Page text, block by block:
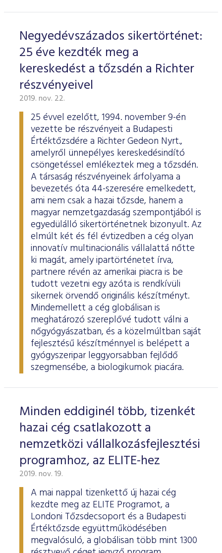
Negyedévszázados sikertörténet:
25 éve kezdték meg a
kereskedést a tőzsdén a Richter
részvényeivel
2019. nov. 22.
25 évvel ezelőtt, 1994. november 9-én
vezette be részvényeit a Budapesti
Értéktőzsdére a Richter Gedeon Nyrt.,
amelyről ünnepélyes kereskedésindító
csöngetéssel emlékeztek meg a tőzsdén.
A társaság részvényeinek árfolyama a
bevezetés óta 44-szeresére emelkedett,
ami nem csak a hazai tőzsde, hanem a
magyar nemzetgazdaság szempontjából is
egyedülálló sikertörténetnek bizonyult. Az
elmúlt két és fél évtizedben a cég olyan
innovatív multinacionális vállalattá nőtte
ki magát, amely ipartörténetet írva,
partnere révén az amerikai piacra is be
tudott vezetni egy azóta is rendkívüli
sikernek örvendő originális készítményt.
Mindemellett a cég globálisan is
meghatározó szereplővé tudott válni a
nőgyógyászatban, és a közelmúltban saját
fejlesztésű készítménnyel is belépett a
gyógyszeripar leggyorsabban fejlődő
szegmensébe, a biologikumok piacára.
Minden eddiginél több, tizenkét
hazai cég csatlakozott a
nemzetközi vállalkozásfejlesztési
programhoz, az ELITE-hez
2019. nov. 19.
A mai nappal tizenkettő új hazai cég
kezdte meg az ELITE Programot, a
Londoni Tőzsdecsoport és a Budapesti
Értéktőzsde együttműködésében
megvalósuló, a globálisan több mint 1300